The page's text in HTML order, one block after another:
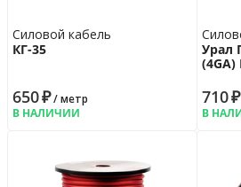
Силовой кабель
КГ-35
650₽/ метр
В НАЛИЧИИ
Урал
710₽
В